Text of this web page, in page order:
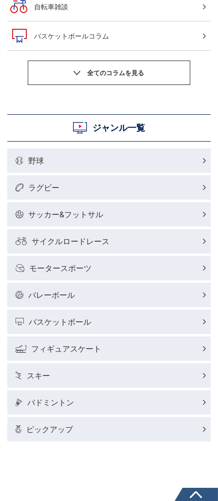
自転車雑談
バスケットボールコラム
村上晃一ラグビーコラム
ラグビーレポート
野球好きコラム
サイクルロードレースレポート
フィギュアスケートレポート
バスケットボールレポート
ジャンル一覧
野球
ラグビー
サッカー&フットサル
サイクルロードレース
モータースポーツ
バレーボール
バスケットボール
フィギュアスケート
スキー
バドミントン
ピックアップ